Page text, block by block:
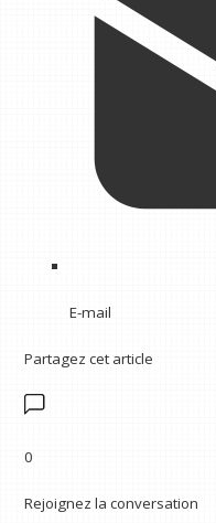
E-mail
Partagez cet article
0
Rejoignez la conversation